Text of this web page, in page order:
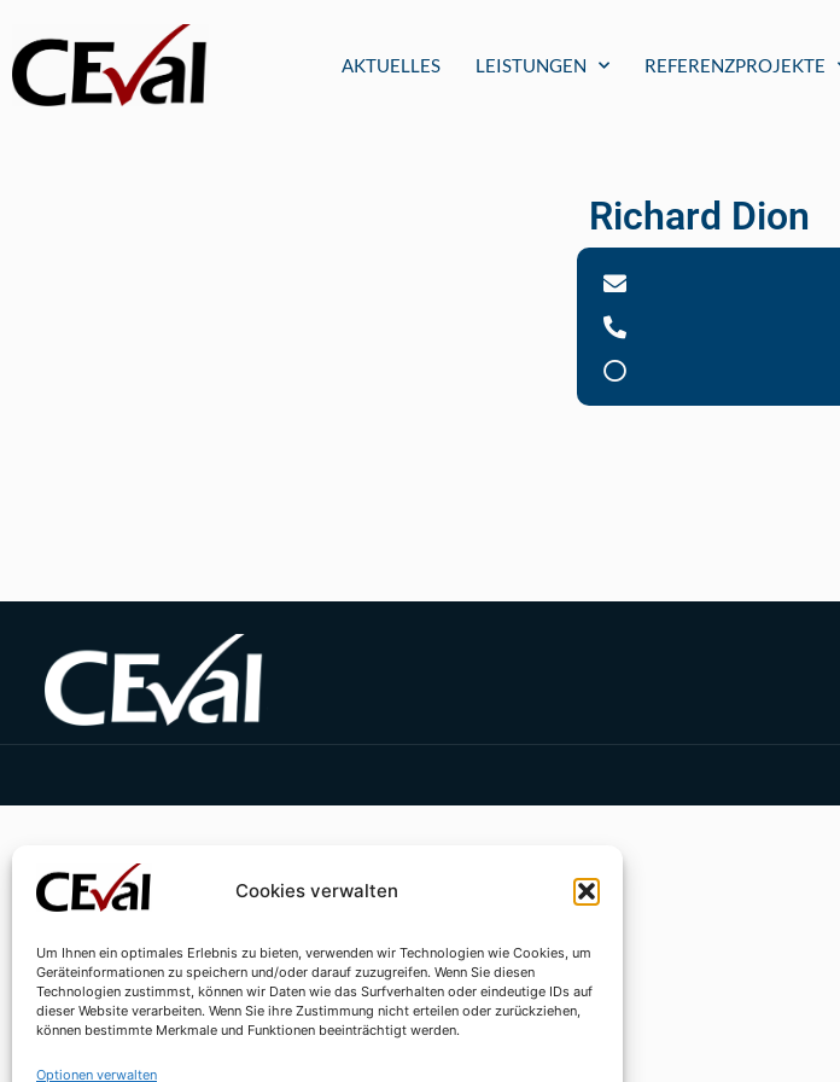
Cookies verwalten
Um Ihnen ein optimales Erlebnis zu bieten, verwenden wir Technologien wie Cookies, um
Geräteinformationen zu speichern und/oder darauf zuzugreifen. Wenn Sie diesen
Technologien zustimmst, können wir Daten wie das Surfverhalten oder eindeutige IDs auf
dieser Website verarbeiten. Wenn Sie ihre Zustimmung nicht erteilen oder zurückziehen,
können bestimmte Merkmale und Funktionen beeinträchtigt werden.
Optionen verwalten
AKTUELLES LEISTUNGEN REFERENZPROJEKTE
Richard Dion